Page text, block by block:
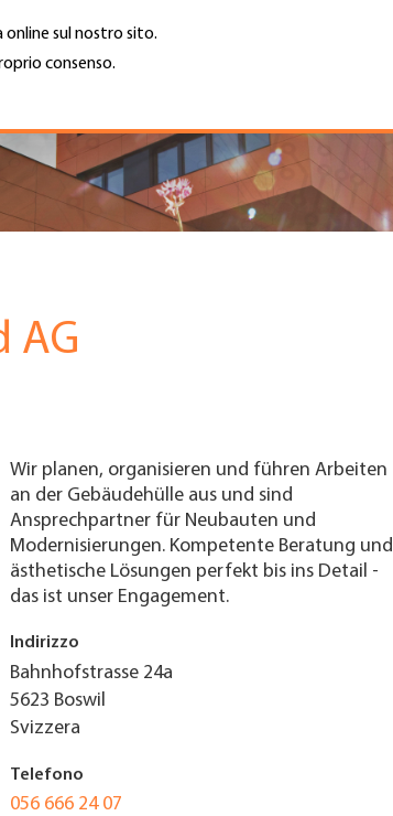
sul nostro sito.
consenso.Cerca
Top
Menu
AG
Wir planen, organisieren und führen Arbeiten
an der Gebäudehülle aus und sind
Ansprechpartner für Neubauten und
Modernisierungen. Kompetente Beratung und
ästhetische Lösungen perfekt bis ins Detail -
das ist unser Engagement.
Indirizzo
Bahnhofstrasse 24a
5623 Boswil
Svizzera
Telefono
056 666 24 07